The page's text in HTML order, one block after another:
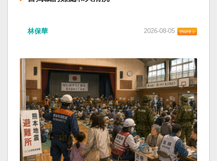
林保華 2026-08-05